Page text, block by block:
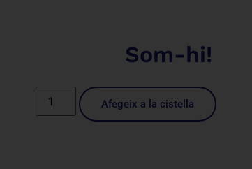
Som-hi!
Afegeix a la cistella